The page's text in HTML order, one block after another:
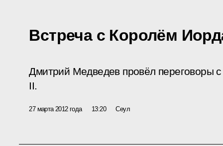
Встреча с Королём
Дмитрий Медведев провёл переговоры
II.
27 марта 2012 года 13:20 Сеул